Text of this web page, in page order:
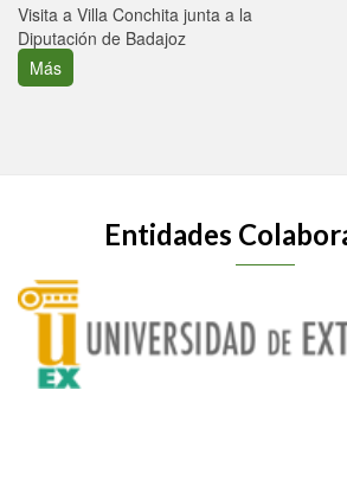
Visita a Villa Conchita junta a la
Diputación de Badajoz
Más
Entidades